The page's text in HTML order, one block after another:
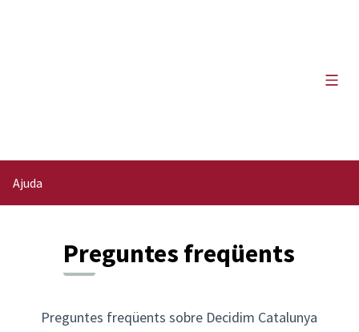
Ajuda
Preguntes freqüents
Preguntes freqüents sobre Decidim Catalunya